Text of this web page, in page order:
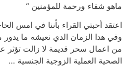
ماهو شفاء ورحمة للمؤمنين “
اعتقد أحبتي القراء بأننا في امس
وفي هدا الزمان الدي نعيشه ما
من اعمال سحر قديمة لا زالت تؤثر
الصحية العملية الزوجية الجنسية …